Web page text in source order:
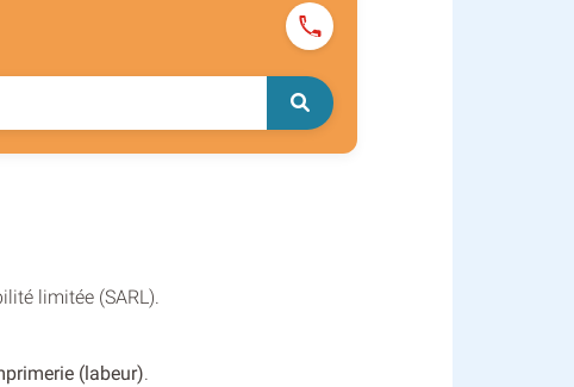
limitée (SARL).
(labeur).